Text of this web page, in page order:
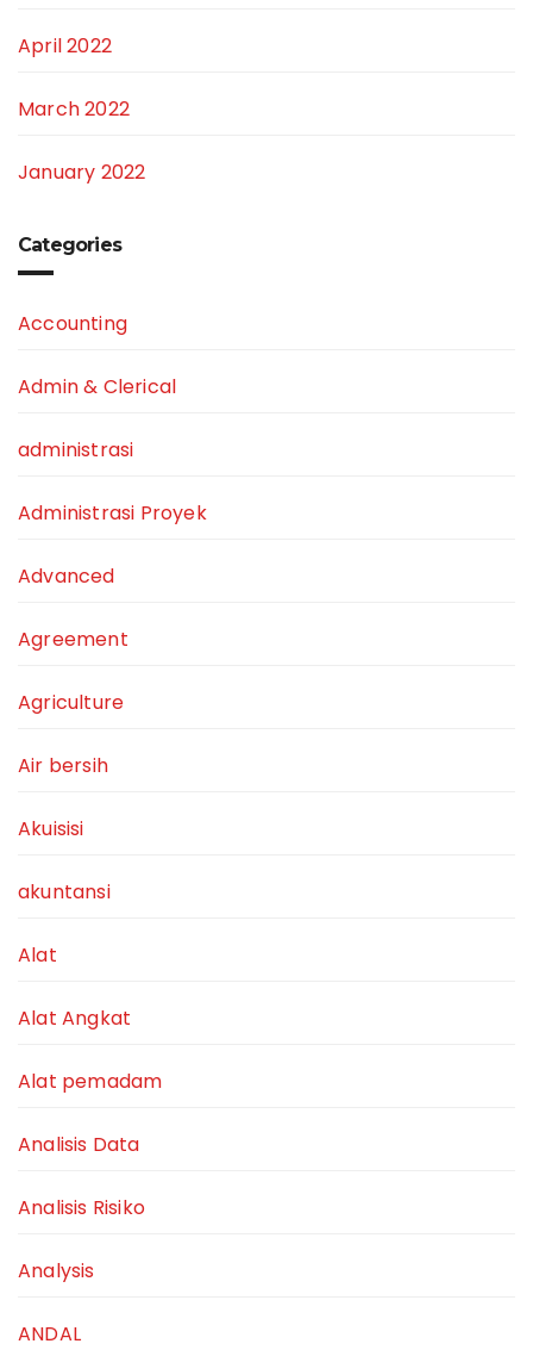
April 2022
March 2022
January 2022
Categories
Accounting
Admin & Clerical
administrasi
Administrasi Proyek
Advanced
Agreement
Agriculture
Air bersih
Akuisisi
akuntansi
Alat
Alat Angkat
Alat pemadam
Analisis Data
Analisis Risiko
Analysis
ANDAL